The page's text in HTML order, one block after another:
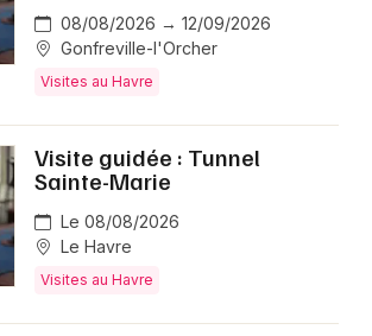
08/08/2026 → 12/09/2026
Gonfreville-l'Orcher
Visites au Havre
Visite guidée : Tunnel
Sainte-Marie
Le 08/08/2026
Le Havre
Visites au Havre